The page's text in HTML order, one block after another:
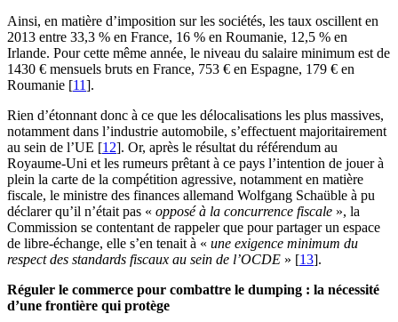
Ainsi, en matière d’imposition sur les sociétés, les taux oscillent en
2013 entre 33,3 % en France, 16 % en Roumanie, 12,5 % en
Irlande. Pour cette même année, le niveau du salaire minimum est de
1430 € mensuels bruts en France, 753 € en Espagne, 179 € en
Roumanie [11].
Rien d’étonnant donc à ce que les délocalisations les plus massives,
notamment dans l’industrie automobile, s’effectuent majoritairement
au sein de l’UE [12]. Or, après le résultat du référendum au
Royaume-Uni et les rumeurs prêtant à ce pays l’intention de jouer à
plein la carte de la compétition agressive, notamment en matière
fiscale, le ministre des finances allemand Wolfgang Schaüble à pu
déclarer qu’il n’était pas « opposé à la concurrence fiscale », la
Commission se contentant de rappeler que pour partager un espace
de libre-échange, elle s’en tenait à « une exigence minimum du
respect des standards fiscaux au sein de l’OCDE » [13].
Réguler le commerce pour combattre le dumping : la nécessité
d’une frontière qui protège